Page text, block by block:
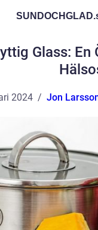
SUNDOCHGLAD.
Glass: En
2024 Jon